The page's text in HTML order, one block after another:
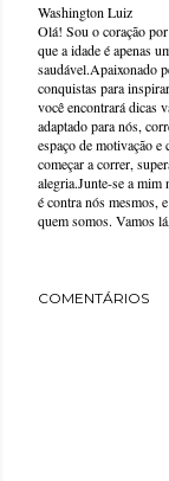
Washington Luiz
Olá! Sou o coração
que a idade é apenas
saudável.Apaixonado
conquistas para
você encontrará dicas
adaptado para nós,
espaço de motivação
começar a correr,
alegria.Junte-se a mim
é contra nós mesmos,
quem somos. Vamos
COMENTÁRIOS